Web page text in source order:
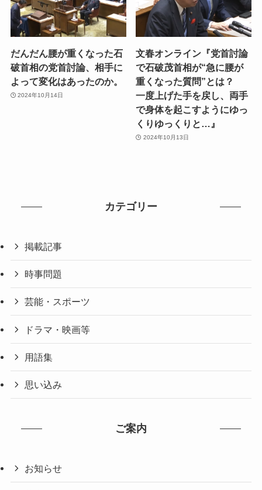
だんだん腰が重くなった石
破首相の党首討論、相手に
よって変化はあったのか。
2024年10月14日
文春オンライン『党首討論
で石破茂首相が“急に腰が
重くなった質問”とは？
一度上げた手を戻し、両手
で身体を起こすようにゆっ
くりゆっくりと…』
2024年10月13日
カテゴリー
掲載記事
時事問題
芸能・スポーツ
ドラマ・映画等
用語集
思い込み
ご案内
お知らせ